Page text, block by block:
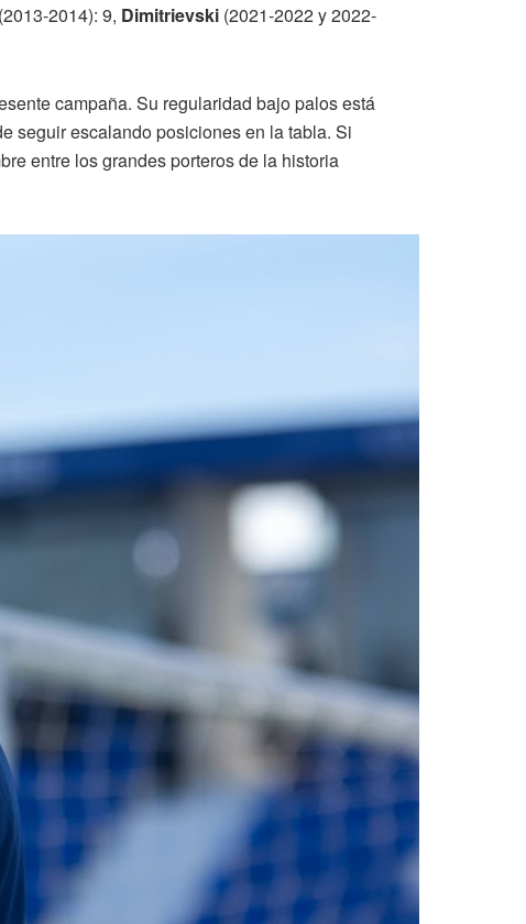
(2013-2014): 9, Dimitrievski (2021-2022 y 2022-
campaña. Su regularidad bajo palos está
seguir escalando posiciones en la tabla. Si
entre los grandes porteros de la historia